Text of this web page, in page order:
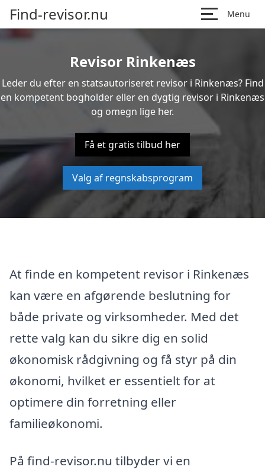
Find-revisor.nu Menu
Revisor Rinkenæs
Leder du efter en statsautoriseret revisor i Rinkenæs? Find
en kompetent bogholder eller en dygtig revisor i Rinkenæs
og omegn lige her.
Få et gratis tilbud her
Valg af regnskabsprogram
At finde en kompetent revisor i Rinkenæs
kan være en afgørende beslutning for
både private og virksomheder. Med det
rette valg kan du sikre dig en solid
økonomisk rådgivning og få styr på din
økonomi, hvilket er essentielt for at
optimere din forretning eller
familieøkonomi.
På find-revisor.nu tilbyder vi en